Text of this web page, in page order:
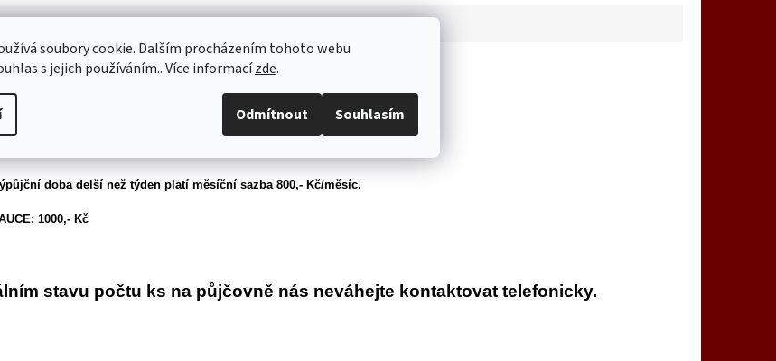
soubory cookie. Dalším procházením tohoto webu
s jejich používáním.. Více informacízde.
Odmítnout Souhlasím
Diskuze
produktu
01
doba delší než týden platí měsíční sazba 800,- Kč/měsíc.
1000,- Kč
stavu počtu ks na půjčovně nás neváhejte kontaktovat telefonicky.